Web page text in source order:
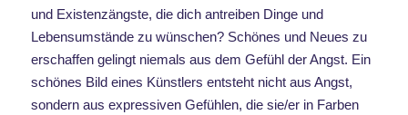
und Existenzängste, die dich antreiben Dinge und
Lebensumstände zu wünschen? Schönes und Neues zu
erschaffen gelingt niemals aus dem Gefühl der Angst. Ein
schönes Bild eines Künstlers entsteht nicht aus Angst,
sondern aus expressiven Gefühlen, die sie/er in Farben